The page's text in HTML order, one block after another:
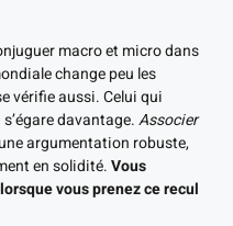
macro et micro dans
change peu les
vérifie aussi. Celui qui
davantage.Associer
argumentation robuste,
en solidité.Vous
vous prenez ce recul